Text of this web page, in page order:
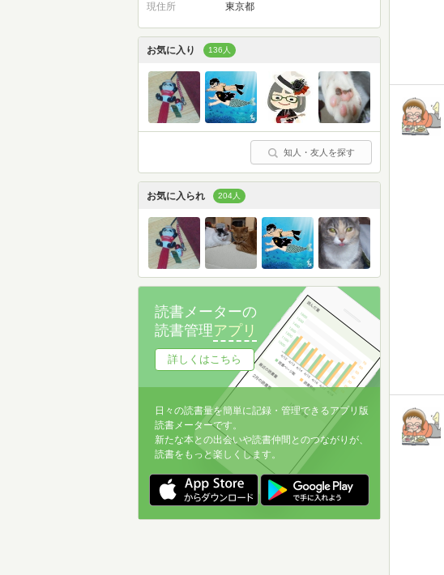
現住所 東京都
お気に入り 136人
知人・友人を探す
お気に入られ 204人
読書メーターの
読書管理アプリ
詳しくはこちら
日々の読書量を簡単に記録・管理できるアプリ版
読書メーターです。
新たな本との出会いや読書仲間とのつながりが、
読書をもっと楽しくします。